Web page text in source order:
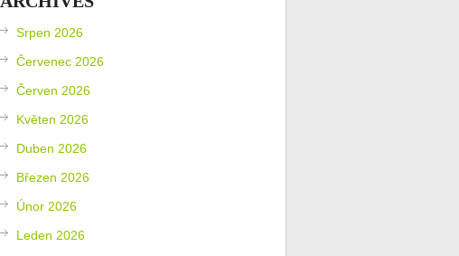
Srpen 2026
Červenec 2026
Červen 2026
Květen 2026
Duben 2026
Březen 2026
Únor 2026
Leden 2026